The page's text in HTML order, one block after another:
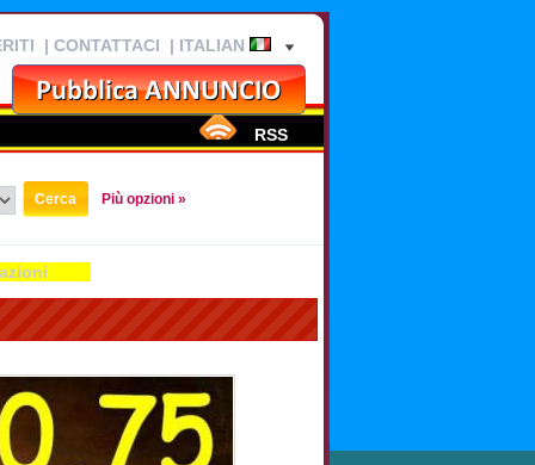
| CONTATTACI | ITALIAN
RSS
Più opzioni »